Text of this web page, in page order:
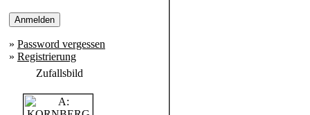
» Password vergessen
» Registrierung
Zufallsbild